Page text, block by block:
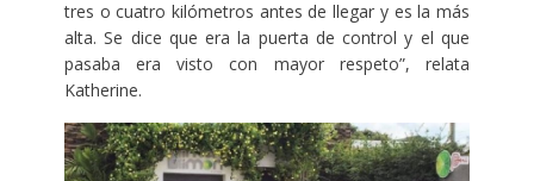
tres o cuatro kilómetros antes de llegar y es la más
alta. Se dice que era la puerta de control y el que
pasaba era visto con mayor respeto”, relata
Katherine.